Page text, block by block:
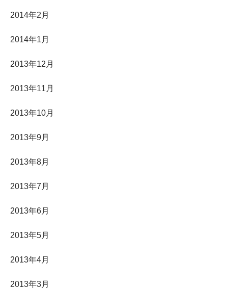
2014年2月
2014年1月
2013年12月
2013年11月
2013年10月
2013年9月
2013年8月
2013年7月
2013年6月
2013年5月
2013年4月
2013年3月